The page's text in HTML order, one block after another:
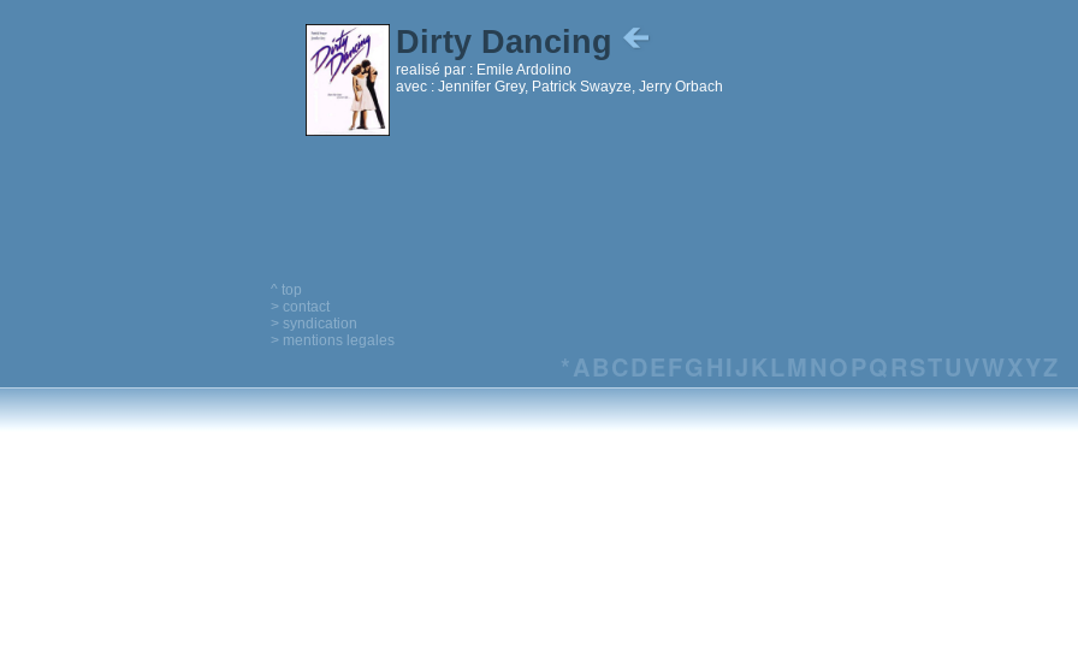
Dirty Dancing
realisé par : Emile Ardolino
avec : Jennifer Grey, Patrick Swayze, Jerry Orbach
^ top
> contact
> syndication
> mentions legales
*ABCDEFG HIJ KLM NO PQRSTUVWXYZ